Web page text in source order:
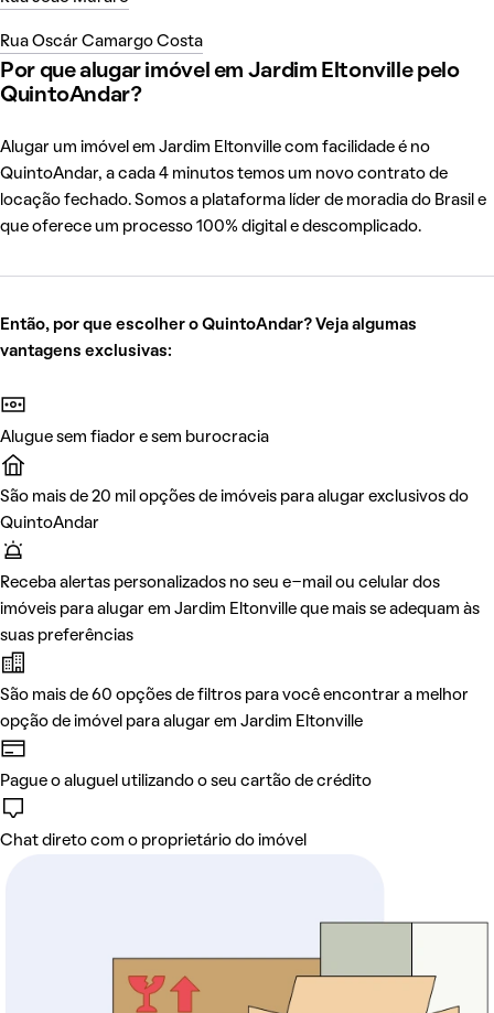
Rua Oscár Camargo Costa
Por que alugar imóvel em Jardim Eltonville pelo
QuintoAndar?
Alugar um imóvel em Jardim Eltonville com facilidade é no
QuintoAndar, a cada 4 minutos temos um novo contrato de
locação fechado. Somos a plataforma líder de moradia do Brasil e
que oferece um processo 100% digital e descomplicado.
Então, por que escolher o QuintoAndar? Veja algumas
vantagens exclusivas:
Alugue sem fiador e sem burocracia
São mais de 20 mil opções de imóveis para alugar exclusivos do
QuintoAndar
Receba alertas personalizados no seu e-mail ou celular dos
imóveis para alugar em Jardim Eltonville que mais se adequam às
suas preferências
São mais de 60 opções de filtros para você encontrar a melhor
opção de imóvel para alugar em Jardim Eltonville
Pague o aluguel utilizando o seu cartão de crédito
Chat direto com o proprietário do imóvel